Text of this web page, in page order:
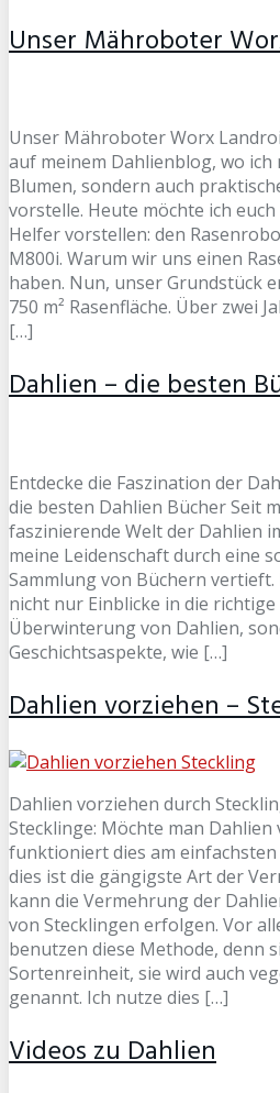
Unser Mähroboter
Unser Mähroboter Worx
auf meinem Dahlienblog, wo
Blumen, sondern auch
vorstelle. Heute möchte ich
Helfer vorstellen: den
M800i. Warum wir uns einen
haben. Nun, unser Grundstück
750 m² Rasenfläche. Über zwei
[…]
Dahlien – die besten
Entdecke die Faszination der
die besten Dahlien Bücher Seit
faszinierende Welt der Dahlien
meine Leidenschaft durch eine
Sammlung von Büchern
nicht nur Einblicke in die richtige
Überwinterung von Dahlien,
Geschichtsaspekte, wie […]
Dahlien vorziehen –
Dahlien vorziehen durch
Stecklinge: Möchte man Dahlien
funktioniert dies am
dies ist die gängigste Art der
kann die Vermehrung der
von Stecklingen erfolgen. Vor
benutzen diese Methode, denn
Sortenreinheit, sie wird auch
genannt. Ich nutze dies […]
Videos zu Dahlien